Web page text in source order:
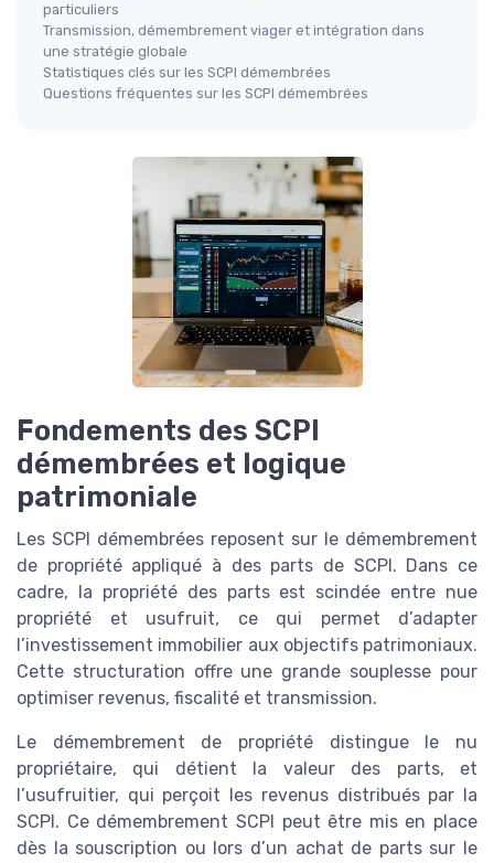
particuliers
Transmission, démembrement viager et intégration dans
une stratégie globale
Statistiques clés sur les SCPI démembrées
Questions fréquentes sur les SCPI démembrées
Fondements des SCPI
démembrées et logique
patrimoniale
Les SCPI démembrées reposent sur le démembrement
de propriété appliqué à des parts de SCPI. Dans ce
cadre, la propriété des parts est scindée entre nue
propriété et usufruit, ce qui permet d’adapter
l’investissement immobilier aux objectifs patrimoniaux.
Cette structuration offre une grande souplesse pour
optimiser revenus, fiscalité et transmission.
Le démembrement de propriété distingue le nu
propriétaire, qui détient la valeur des parts, et
l’usufruitier, qui perçoit les revenus distribués par la
SCPI. Ce démembrement SCPI peut être mis en place
dès la souscription ou lors d’un achat de parts sur le